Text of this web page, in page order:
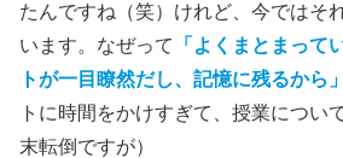
たんですね（笑）けれど、今ではそ
います。なぜって
「よくまとまって
トが一目瞭然だし、記憶に残るから」
トに時間をかけすぎて、授業につい
末転倒ですが）